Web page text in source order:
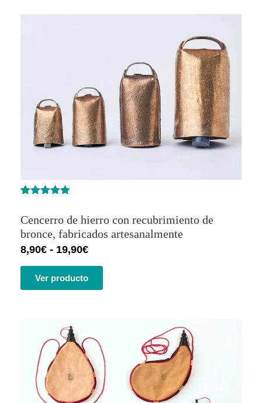
5 en base
a
valoracione
s de
Cencerro de hierro con recubrimiento de
bronce, fabricados artesanalmente
8,90€ - 19,90€
Ver producto